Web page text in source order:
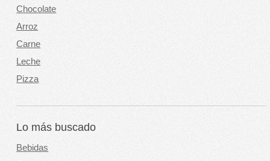
Chocolate
Arroz
Carne
Leche
Pizza
Lo más buscado
Bebidas